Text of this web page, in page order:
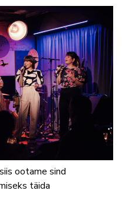
ootame sind
täida